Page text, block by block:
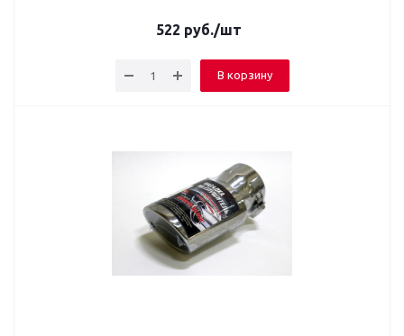
522 руб./шт
В корзину